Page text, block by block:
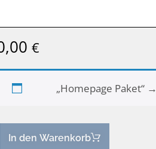
€
„Homepage Paket“→
In den Warenkorb